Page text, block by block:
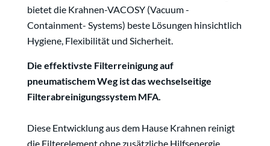
bietet die Krahnen-VACOSY (Vacuum -
Containment- Systems) beste Lösungen hinsichtlich
Hygiene, Flexibilität und Sicherheit.
Die effektivste Filterreinigung auf
pneumatischem Weg ist das wechselseitige
Filterabreinigungssystem MFA.
Diese Entwicklung aus dem Hause Krahnen reinigt
die Filterelement ohne zusätzliche Hilfsenergie,